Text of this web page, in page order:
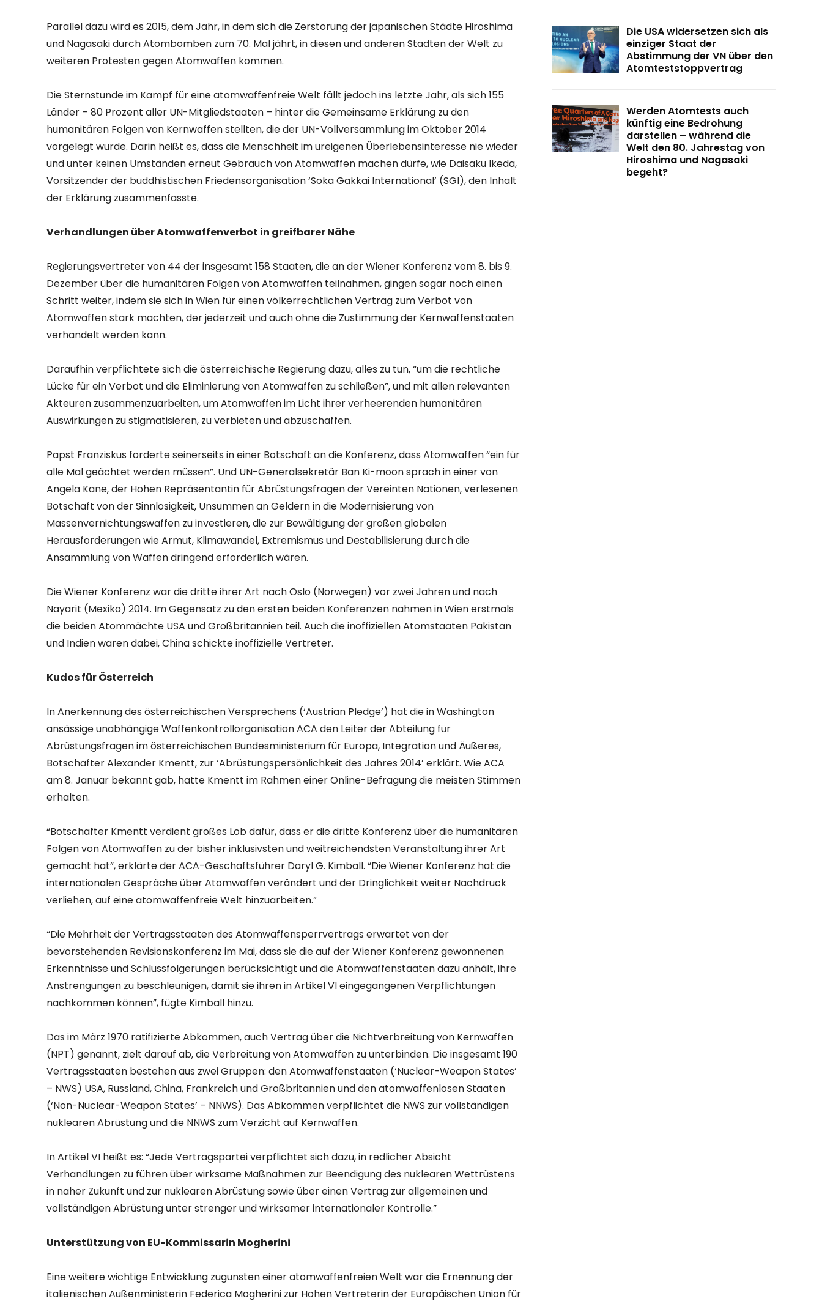
Parallel dazu wird es 2015, dem Jahr, in dem sich die Zerstörung der japanischen Städte Hiroshima
und Nagasaki durch Atombomben zum 70. Mal jährt, in diesen und anderen Städten der Welt zu
weiteren Protesten gegen Atomwaffen kommen.
Die Sternstunde im Kampf für eine atomwaffenfreie Welt fällt jedoch ins letzte Jahr, als sich 155
Länder – 80 Prozent aller UN-Mitgliedstaaten – hinter die Gemeinsame Erklärung zu den
humanitären Folgen von Kernwaffen stellten, die der UN-Vollversammlung im Oktober 2014
vorgelegt wurde. Darin heißt es, dass die Menschheit im ureigenen Überlebensinteresse nie wieder
und unter keinen Umständen erneut Gebrauch von Atomwaffen machen dürfe, wie Daisaku Ikeda,
Vorsitzender der buddhistischen Friedensorganisation ‘Soka Gakkai International’ (SGI), den Inhalt
der Erklärung zusammenfasste.
Verhandlungen über Atomwaffenverbot in greifbarer Nähe
Regierungsvertreter von 44 der insgesamt 158 Staaten, die an der Wiener Konferenz vom 8. bis 9.
Dezember über die humanitären Folgen von Atomwaffen teilnahmen, gingen sogar noch einen
Schritt weiter, indem sie sich in Wien für einen völkerrechtlichen Vertrag zum Verbot von
Atomwaffen stark machten, der jederzeit und auch ohne die Zustimmung der Kernwaffenstaaten
verhandelt werden kann.
Daraufhin verpflichtete sich die österreichische Regierung dazu, alles zu tun, “um die rechtliche
Lücke für ein Verbot und die Eliminierung von Atomwaffen zu schließen”, und mit allen relevanten
Akteuren zusammenzuarbeiten, um Atomwaffen im Licht ihrer verheerenden humanitären
Auswirkungen zu stigmatisieren, zu verbieten und abzuschaffen.
Papst Franziskus forderte seinerseits in einer Botschaft an die Konferenz, dass Atomwaffen “ein für
alle Mal geächtet werden müssen”. Und UN-Generalsekretär Ban Ki-moon sprach in einer von
Angela Kane, der Hohen Repräsentantin für Abrüstungsfragen der Vereinten Nationen, verlesenen
Botschaft von der Sinnlosigkeit, Unsummen an Geldern in die Modernisierung von
Massenvernichtungswaffen zu investieren, die zur Bewältigung der großen globalen
Herausforderungen wie Armut, Klimawandel, Extremismus und Destabilisierung durch die
Ansammlung von Waffen dringend erforderlich wären.
Die Wiener Konferenz war die dritte ihrer Art nach Oslo (Norwegen) vor zwei Jahren und nach
Nayarit (Mexiko) 2014. Im Gegensatz zu den ersten beiden Konferenzen nahmen in Wien erstmals
die beiden Atommächte USA und Großbritannien teil. Auch die inoffiziellen Atomstaaten Pakistan
und Indien waren dabei, China schickte inoffizielle Vertreter.
Kudos für Österreich
In Anerkennung des österreichischen Versprechens (‘Austrian Pledge’) hat die in Washington
ansässige unabhängige Waffenkontrollorganisation ACA den Leiter der Abteilung für
Abrüstungsfragen im österreichischen Bundesministerium für Europa, Integration und Äußeres,
Botschafter Alexander Kmentt, zur ‘Abrüstungspersönlichkeit des Jahres 2014’ erklärt. Wie ACA
am 8. Januar bekannt gab, hatte Kmentt im Rahmen einer Online-Befragung die meisten Stimmen
erhalten.
“Botschafter Kmentt verdient großes Lob dafür, dass er die dritte Konferenz über die humanitären
Folgen von Atomwaffen zu der bisher inklusivsten und weitreichendsten Veranstaltung ihrer Art
gemacht hat”, erklärte der ACA-Geschäftsführer Daryl G. Kimball. “Die Wiener Konferenz hat die
internationalen Gespräche über Atomwaffen verändert und der Dringlichkeit weiter Nachdruck
verliehen, auf eine atomwaffenfreie Welt hinzuarbeiten.”
“Die Mehrheit der Vertragsstaaten des Atomwaffensperrvertrags erwartet von der
bevorstehenden Revisionskonferenz im Mai, dass sie die auf der Wiener Konferenz gewonnenen
Erkenntnisse und Schlussfolgerungen berücksichtigt und die Atomwaffenstaaten dazu anhält, ihre
Anstrengungen zu beschleunigen, damit sie ihren in Artikel VI eingegangenen Verpflichtungen
nachkommen können”, fügte Kimball hinzu.
Das im März 1970 ratifizierte Abkommen, auch Vertrag über die Nichtverbreitung von Kernwaffen
(NPT) genannt, zielt darauf ab, die Verbreitung von Atomwaffen zu unterbinden. Die insgesamt 190
Vertragsstaaten bestehen aus zwei Gruppen: den Atomwaffenstaaten (‘Nuclear-Weapon States’
– NWS) USA, Russland, China, Frankreich und Großbritannien und den atomwaffenlosen Staaten
(‘Non-Nuclear-Weapon States’ – NNWS). Das Abkommen verpflichtet die NWS zur vollständigen
nuklearen Abrüstung und die NNWS zum Verzicht auf Kernwaffen.
In Artikel VI heißt es: “Jede Vertragspartei verpflichtet sich dazu, in redlicher Absicht
Verhandlungen zu führen über wirksame Maßnahmen zur Beendigung des nuklearen Wettrüstens
in naher Zukunft und zur nuklearen Abrüstung sowie über einen Vertrag zur allgemeinen und
vollständigen Abrüstung unter strenger und wirksamer internationaler Kontrolle.”
Unterstützung von EU-Kommissarin Mogherini
Eine weitere wichtige Entwicklung zugunsten einer atomwaffenfreien Welt war die Ernennung der
italienischen Außenministerin Federica Mogherini zur Hohen Vertreterin der Europäischen Union für
Die USA widersetzen sich als
einziger Staat der
Abstimmung der VN über den
Atomteststoppvertrag
Werden Atomtests auch
künftig eine Bedrohung
darstellen – während die
Welt den 80. Jahrestag von
Hiroshima und Nagasaki
begeht?